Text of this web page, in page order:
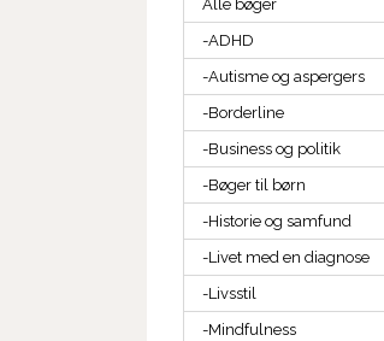
Alle bøger
-ADHD
-Autisme og aspergers
-Borderline
-Business og politik
-Bøger til børn
-Historie og samfund
-Livet med en diagnose
-Livsstil
-Mindfulness